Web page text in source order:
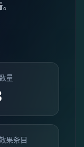
量
果条目